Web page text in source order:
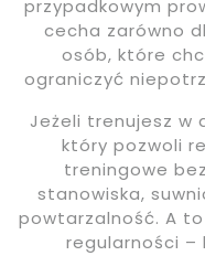
przypadkowym
cecha zarówno
osób, które
ograniczyć
Jeżeli trenujesz w
który pozwoli
treningowe
stanowiska,
powtarzalność. A
regularności –